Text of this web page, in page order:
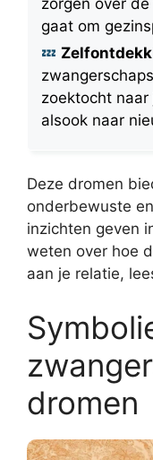
zorgen over
gaat om
zoektocht
alsook naar
Deze dromen
onderbewuste
inzichten geven
weten over hoe
aan je relatie,
dromen